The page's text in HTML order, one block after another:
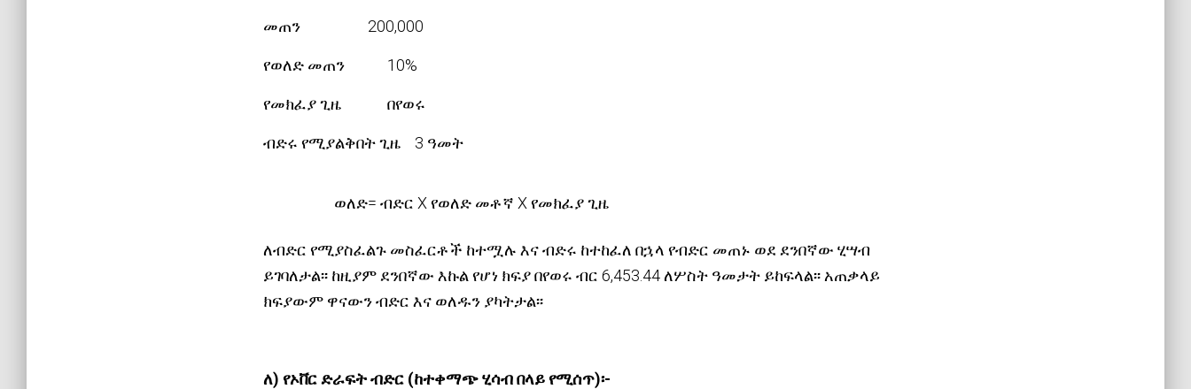
መጠን 200,000
የወለድ መጠን 10%
የመክፈያ ጊዜ በየወሩ
ብድሩ የሚያልቅበት ጊዜ 3 ዓመት
ወለድ= ብድር X የወለድ መቶኛ X የመክፈያ ጊዜ
ለብድር የሚያስፈልጉ መስፈርቶች ከተሟሉ እና ብድሩ ከተከፈለ በኋላ የብድር መጠኑ ወደ ደንበኛው ሂሣብ
ይገባለታል፡፡ ከዚያም ደንበኛው እኩል የሆነ ክፍያ በየወሩ ብር 6,453.44 ለሦስት ዓመታት ይከፍላል፡፡ አጠቃላይ
ክፍያውም ዋናውን ብድር እና ወለዱን ያካትታል፡፡
ለ) የኦቨር ድራፍት ብድር (ከተቀማጭ ሂሳብ በላይ የሚሰጥ)፡-